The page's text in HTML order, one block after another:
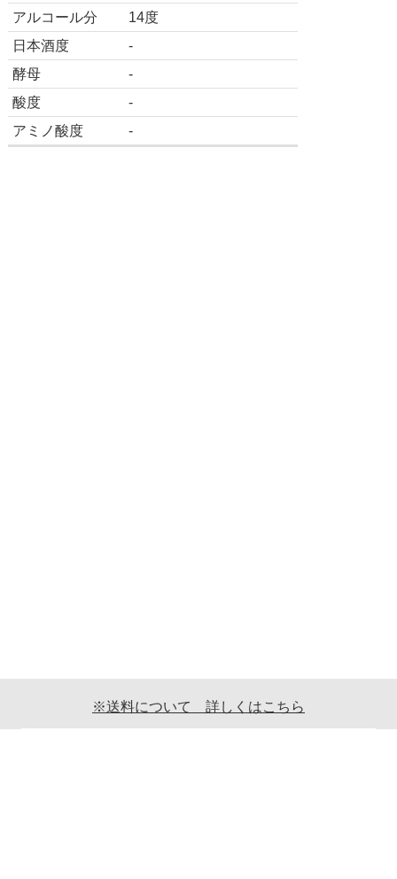
アルコール分
14度
日本酒度
-
酵母
-
酸度
-
アミノ酸度
-
※送料について 詳しくはこちら